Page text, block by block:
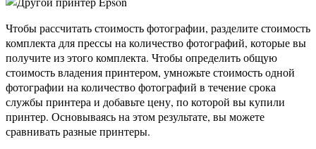
Чтобы рассчитать стоимость фотографии, разделите стоимость
комплекта для прессы на количество фотографий, которые вы
получите из этого комплекта. Чтобы определить общую
стоимость владения принтером, умножьте стоимость одной
фотографии на количество фотографий в течение срока
службы принтера и добавьте цену, по которой вы купили
принтер. Основываясь на этом результате, вы можете
сравнивать разные принтеры.